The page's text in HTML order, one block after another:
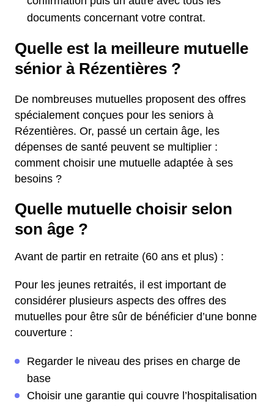
documents concernant votre contrat.
Quelle est la meilleure mutuelle
sénior à Rézentières ?
De nombreuses mutuelles proposent des offres
spécialement conçues pour les seniors à
Rézentières. Or, passé un certain âge, les
dépenses de santé peuvent se multiplier :
comment choisir une mutuelle adaptée à ses
besoins ?
Quelle mutuelle choisir selon
son âge ?
Avant de partir en retraite (60 ans et plus) :
Pour les jeunes retraités, il est important de
considérer plusieurs aspects des offres des
mutuelles pour être sûr de bénéficier d’une bonne
couverture :
Regarder le niveau des prises en charge de
base
Choisir une garantie qui couvre l’hospitalisation